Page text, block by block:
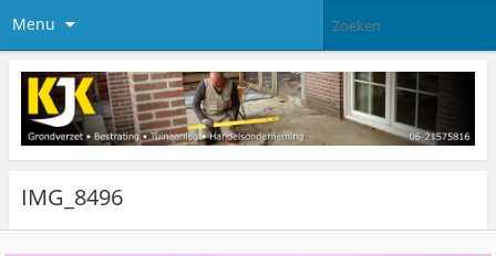
Menu
IMG_8496